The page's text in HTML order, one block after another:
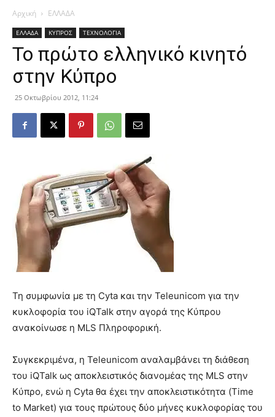
Αρχική ΕΛΛΑΔΑ
ΕΛΛΑΔΑ ΚΥΠΡΟΣ ΤΕΧΝΟΛΟΓΙΑ
Το πρώτο ελληνικό κινητό
στην Κύπρο
25 Οκτωβρίου 2012, 11:24
Τη συμφωνία με τη Cyta και την Teleunicom για την
κυκλοφορία του iQTalk στην αγορά της Κύπρου
ανακοίνωσε η MLS Πληροφορική.
Συγκεκριμένα, η Teleunicom αναλαμβάνει τη διάθεση
του iQTalk ως αποκλειστικός διανομέας της MLS στην
Κύπρο, ενώ η Cyta θα έχει την αποκλειστικότητα (Time
to Market) για τους πρώτους δύο μήνες κυκλοφορίας του